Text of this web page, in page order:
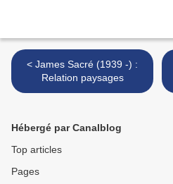
< James Sacré (1939 -) :
Relation paysages
Hébergé par Canalblog
Top articles
Pages